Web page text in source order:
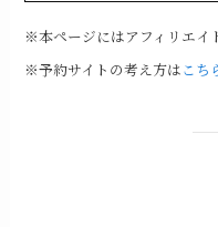
※本ページにはアフィリエイ
※予約サイトの考え方はこち